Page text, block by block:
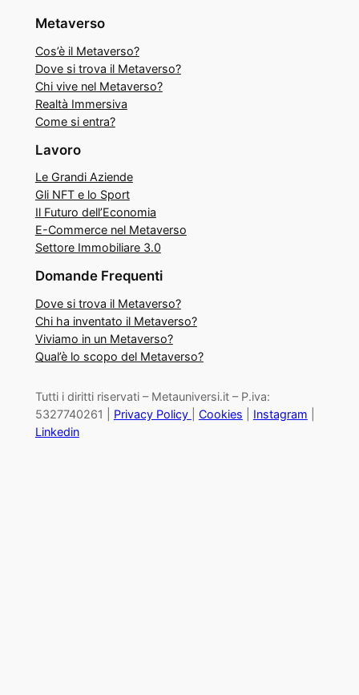
Metaverso
Cos’è il Metaverso?
Dove si trova il Metaverso?
Chi vive nel Metaverso?
Realtà Immersiva
Come si entra?
Lavoro
Le Grandi Aziende
Gli NFT e lo Sport
Il Futuro dell’Economia
E-Commerce nel Metaverso
Settore Immobiliare 3.0
Domande Frequenti
Dove si trova il Metaverso?
Chi ha inventato il Metaverso?
Viviamo in un Metaverso?
Qual’è lo scopo del Metaverso?
Tutti i diritti riservati – Metauniversi.it – P.iva:
5327740261 | Privacy Policy Cookies Instagram
Linkedin